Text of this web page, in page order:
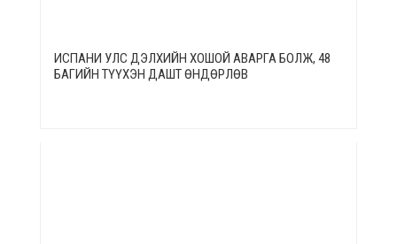
ИСПАНИ УЛС ДЭЛХИЙН ХОШОЙ АВАРГА БОЛЖ, 48
БАГИЙН ТҮҮХЭН ДАШТ ӨНДӨРЛӨВ